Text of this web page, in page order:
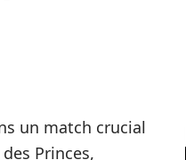
un match crucial
Princes,